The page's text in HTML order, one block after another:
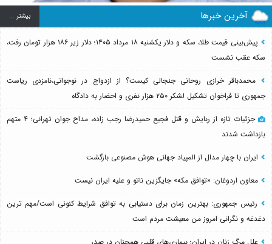
آخرین خبرها بيشتر ...
پیش‌بینی قیمت طلا، سکه و دلار یکشنبه ۱۸ مرداد ۱۴۰۵؛ دلار زیر ۱۸۶ هزار تومان رفت،
سکه عقب نشست
محمدباقر خرازی روحانی جنجالی کیست؟ از ازدواج در نوجوانی،نامزدی ریاست
جمهوری تا فراخوان تشکیل لشکر ۲۵۰ هزار نفری و احضار به دادگاه
جزئیات تازه از ربایش و قتل فجیع حمیدرضا رجب زاده، مداح جوان تهرانی؛ ۴ متهم
بازداشت شدند
ایران با چهار مدال از المپیاد جهانی هوش مصنوعی بازگشت
معاون اردوغان: «توافق مکه» جایگزین ناتو و علیه ایران نیست
رئیس جمهوری: بهترین زمان برای دستیابی به توافق شرایط کنونی است/مهم ترین
دغدغه و نگرانی امروز من معیشت مردم است